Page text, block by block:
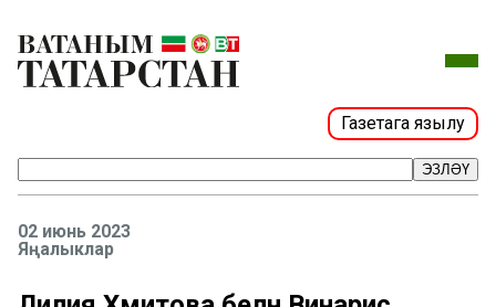
Газетага язылу
ЭЗЛӘҮ
02 июнь 2023
Яңалыклар